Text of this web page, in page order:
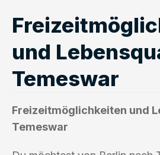
und
Temeswar
Freizeitmöglichkeiten und
Temeswar